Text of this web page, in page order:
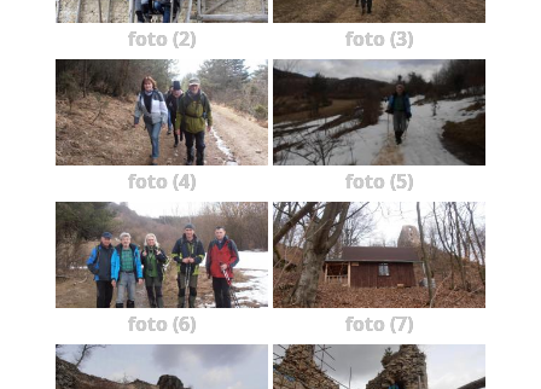
foto (2) foto (3)
foto (4) foto (5)
foto (6) foto (7)